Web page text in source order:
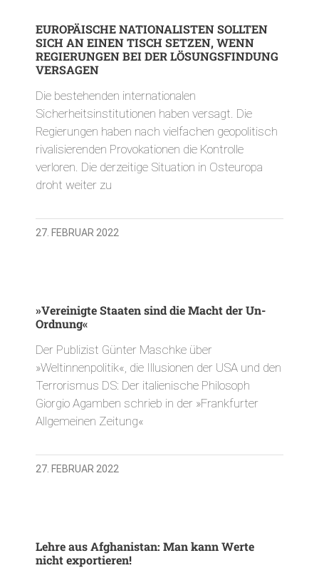
EUROPÄISCHE NATIONALISTEN SOLLTEN
SICH AN EINEN TISCH SETZEN, WENN
REGIERUNGEN BEI DER LÖSUNGSFINDUNG
VERSAGEN
Die bestehenden internationalen
Sicherheitsinstitutionen haben versagt. Die
Regierungen haben nach vielfachen geopolitisch
rivalisierenden Provokationen die Kontrolle
verloren. Die derzeitige Situation in Osteuropa
droht weiter zu
27. FEBRUAR 2022
»Vereinigte Staaten sind die Macht der Un-
Ordnung«
Der Publizist Günter Maschke über
»Weltinnenpolitik«, die Illusionen der USA und den
Terrorismus DS: Der italienische Philosoph
Giorgio Agamben schrieb in der »Frankfurter
Allgemeinen Zeitung«
27. FEBRUAR 2022
Lehre aus Afghanistan: Man kann Werte
nicht exportieren!